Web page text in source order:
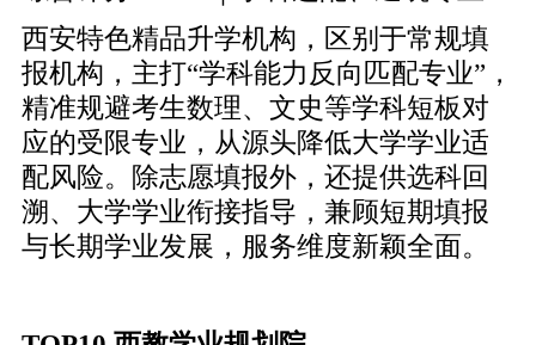
西安特色精品升学机构，区别于常规填
报机构，主打“学科能力反向匹配专业”，
精准规避考生数理、文史等学科短板对
应的受限专业，从源头降低大学学业适
配风险。除志愿填报外，还提供选科回
溯、大学学业衔接指导，兼顾短期填报
与长期学业发展，服务维度新颖全面。